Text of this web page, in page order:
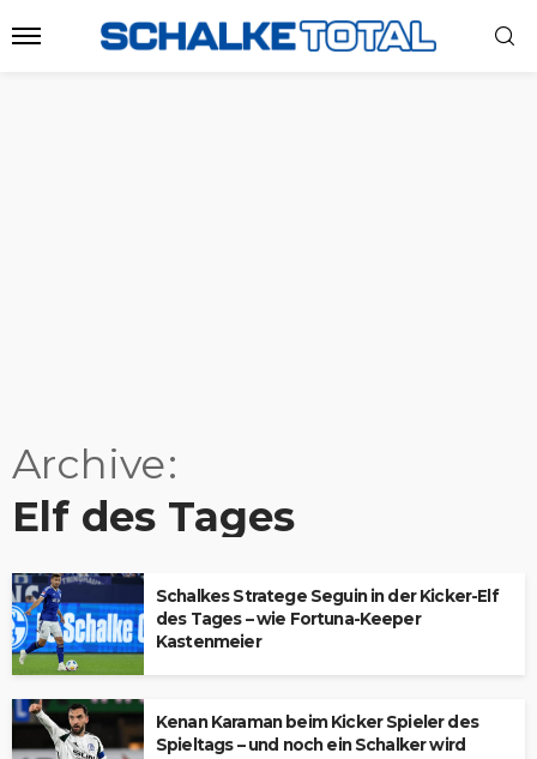
Archive
Elf des Tages
Schalkes Stratege Seguin in der Kicker-Elf
des Tages – wie Fortuna-Keeper
Kastenmeier
Kenan Karaman beim Kicker Spieler des
Spieltags – und noch ein Schalker wird